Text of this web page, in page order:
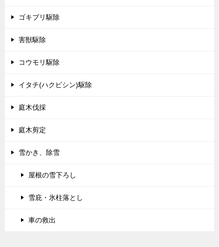
ゴキブリ駆除
害獣駆除
コウモリ駆除
イタチ(ハクビシン)駆除
庭木伐採
庭木剪定
雪かき、除雪
屋根の雪下ろし
雪庇・氷柱落とし
車の救出